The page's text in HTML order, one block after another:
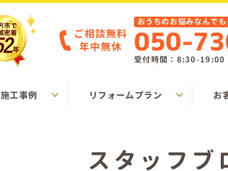
ご相談無料
年中無休
おうちのお悩みなんで
050-
受付時間：8:30-19:00
施工事例 リフォームプラン お
スタッフブ